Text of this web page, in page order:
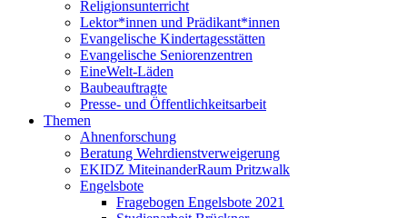
Religionsunterricht
Lektor*innen und Prädikant*innen
Evangelische Kindertagesstätten
Evangelische Seniorenzentren
EineWelt-Läden
Baubeauftragte
Presse- und Öffentlichkeitsarbeit
Themen
Ahnenforschung
Beratung Wehrdienstverweigerung
EKIDZ MiteinanderRaum Pritzwalk
Engelsbote
Fragebogen Engelsbote 2021